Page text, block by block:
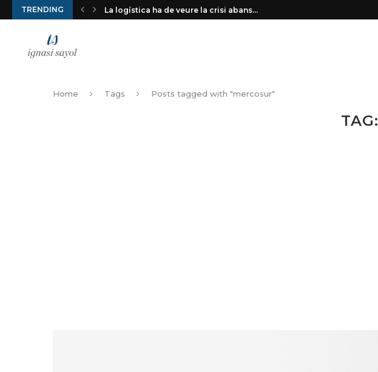
TRENDING La logística ha de veure la crisi abans...
Home Tags Posts tagged with "mercosur"
TAG: